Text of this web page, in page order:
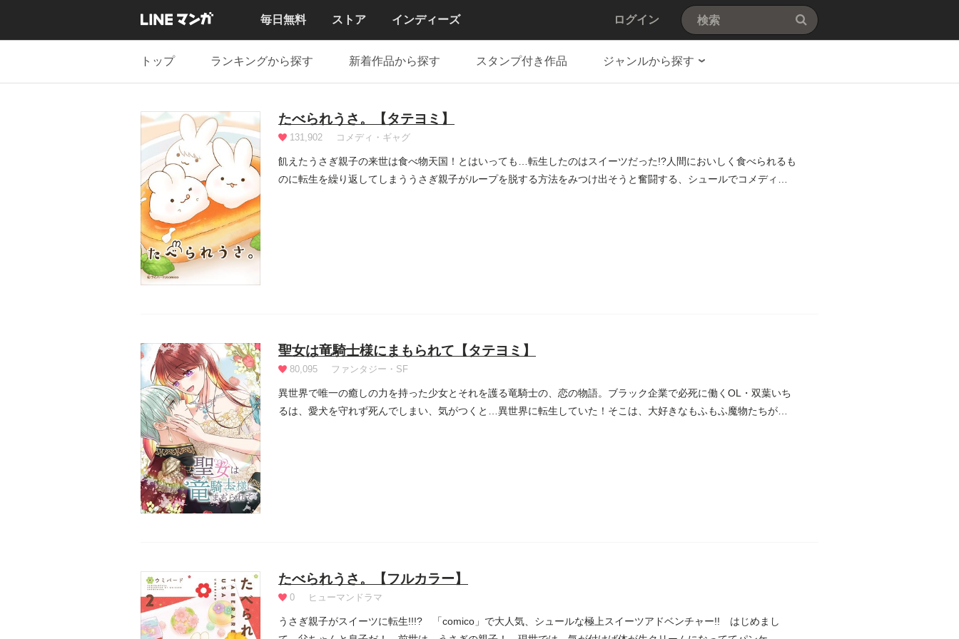
毎日無料 ストア インディーズ ログイン
トップ ランキングから探す 新着作品から探す スタンプ付き作品 ジャンルから探す
たべられうさ。【タテヨミ】
131,902 コメディ・ギャグ
飢えたうさぎ親子の来世は食べ物天国！とはいっても…転生したのはスイーツだった!?人間においしく食べられるも
のに転生を繰り返してしまううさぎ親子がループを脱する方法をみつけ出そうと奮闘する、シュールでコメディな
聖女は竜騎士様にまもられて【タテヨミ】
80,095 ファンタジー・SF
異世界で唯一の癒しの力を持った少女とそれを護る竜騎士の、恋の物語。ブラック企業で必死に働くOL・双葉いち
るは、愛犬を守れず死んでしまい、気がつくと…異世界に転生していた！そこは、大好きなもふもふ魔物たちが砂
たべられうさ。【フルカラー】
0 ヒューマンドラマ
うさぎ親子がスイーツに転生!!!? 「comico」で大人気、シュールな極上スイーツアドベンチャー!! はじめまし